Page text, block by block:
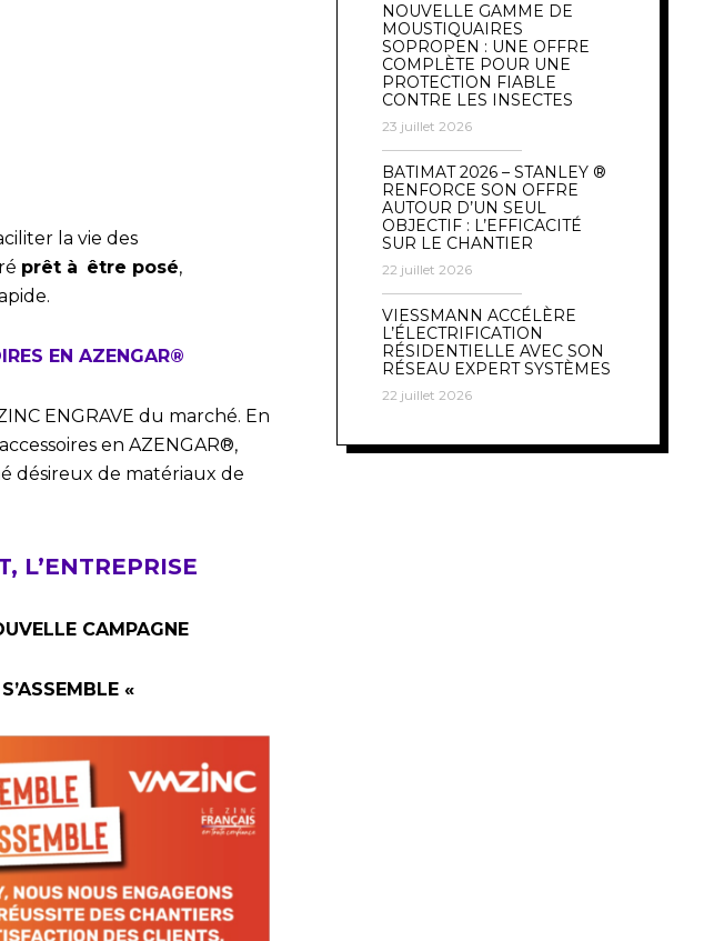
la vie des
prêt à être posé,
EN AZENGAR®
ENGRAVE du marché. En
en AZENGAR®,
désireux de matériaux de
L’ENTREPRISE
CAMPAGNE
«
NOUVELLE GAMME DE
MOUSTIQUAIRES
SOPROPEN : UNE OFFRE
COMPLÈTE POUR UNE
PROTECTION FIABLE
CONTRE LES INSECTES
23 juillet 2026
BATIMAT 2026 – STANLEY ®
RENFORCE SON OFFRE
AUTOUR D’UN SEUL
OBJECTIF : L’EFFICACITÉ
SUR LE CHANTIER
22 juillet 2026
VIESSMANN ACCÉLÈRE
L’ÉLECTRIFICATION
RÉSIDENTIELLE AVEC SON
RÉSEAU EXPERT SYSTÈMES
22 juillet 2026